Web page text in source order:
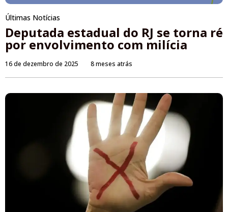
Últimas Notícias
Deputada estadual do RJ se torna ré
por envolvimento com milícia
16 de dezembro de 2025 8 meses atrás